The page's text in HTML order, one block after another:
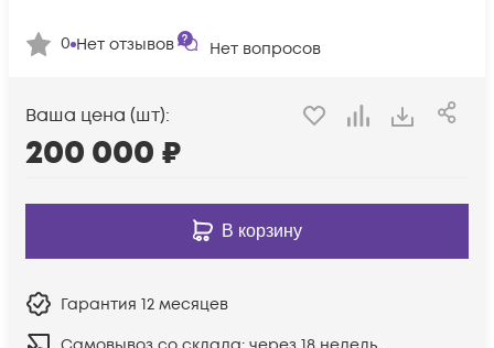
0 Нет отзывов Нет вопросов
Ваша цена (шт):
200 000 ₽
В корзину
Гарантия 12 месяцев